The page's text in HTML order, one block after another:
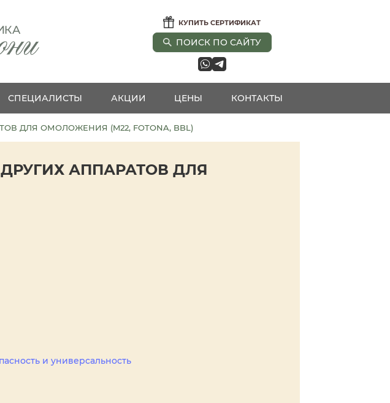
КУПИТЬ СЕРТИФИКАТ
ПОИСК ПО САЙТУ
СПЕЦИАЛИСТЫ АКЦИИ ЦЕНЫ КОНТАКТЫ
ДЛЯ ОМОЛОЖЕНИЯ (M22, FOTONA, BBL)
ДРУГИХ АППАРАТОВ ДЛЯ
и универсальность